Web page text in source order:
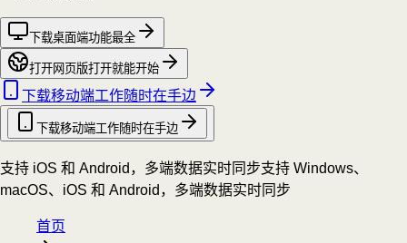
下载桌面端功能最全
打开网页版打开就能开始
下载移动端工作随时在手边
下载移动端工作随时在手边
支持 iOS 和 Android，多端数据实时同步支持 Windows、
macOS、iOS 和 Android，多端数据实时同步
首页